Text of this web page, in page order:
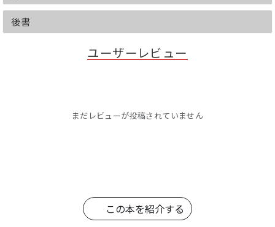
後書
ユーザーレビュー
まだレビューが投稿されていません
この本を紹介する